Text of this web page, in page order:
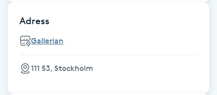
Fotmassage
Adress
Gallerian
111 53, Stockholm